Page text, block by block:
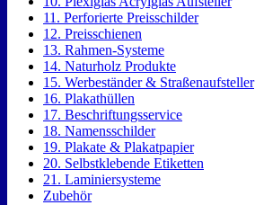
11. Perforierte Preisschilder
12. Preisschienen
13. Rahmen-Systeme
14. Naturholz Produkte
15. Werbeständer & Straßenaufsteller
16. Plakathüllen
17. Beschriftungsservice
18. Namensschilder
19. Plakate & Plakatpapier
20. Selbstklebende Etiketten
21. Laminiersysteme
Zubehör